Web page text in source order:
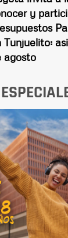
y
Tunjuelito:
agosto